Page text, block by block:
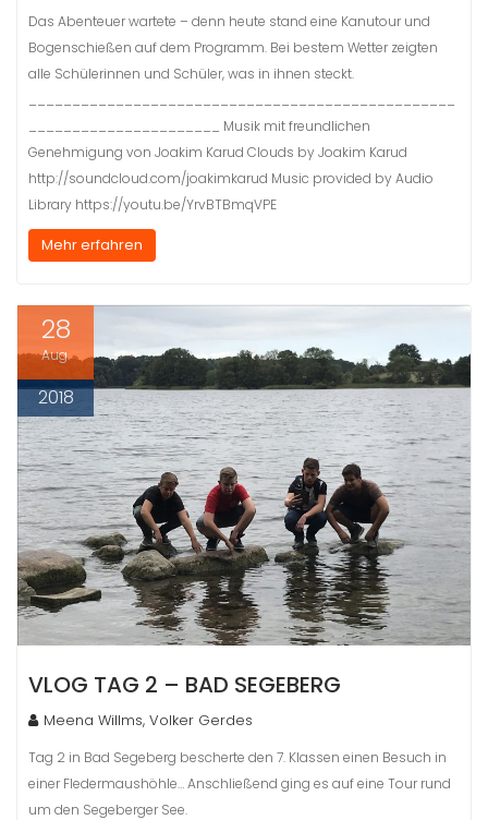
Das Abenteuer wartete – denn heute stand eine Kanutour und
Bogenschießen auf dem Programm. Bei bestem Wetter zeigten
alle Schülerinnen und Schüler, was in ihnen steckt.
______________________ Musik mit freundlichen
Genehmigung von Joakim Karud Clouds by Joakim Karud
http://soundcloud.com/joakimkarud Music provided by Audio
Library https://youtu.be/YrvBTBmqVPE
Mehr erfahren
28
Aug.
2018
VLOG TAG 2 – BAD SEGEBERG
Meena Willms, Volker Gerdes
Tag 2 in Bad Segeberg bescherte den 7. Klassen einen Besuch in
einer Fledermaushöhle… Anschließend ging es auf eine Tour rund
um den Segeberger See.